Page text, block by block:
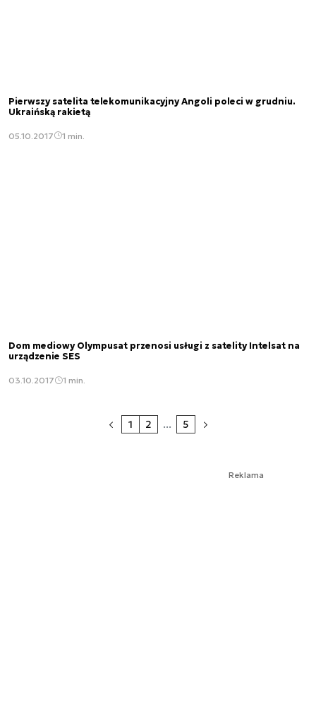
Pierwszy satelita telekomunikacyjny Angoli poleci w grudniu.
Ukraińską rakietą
05.10.2017 1 min.
Dom mediowy Olympusat przenosi usługi z satelity Intelsat na
urządzenie SES
03.10.2017 1 min.
1 2 ... 5
Reklama